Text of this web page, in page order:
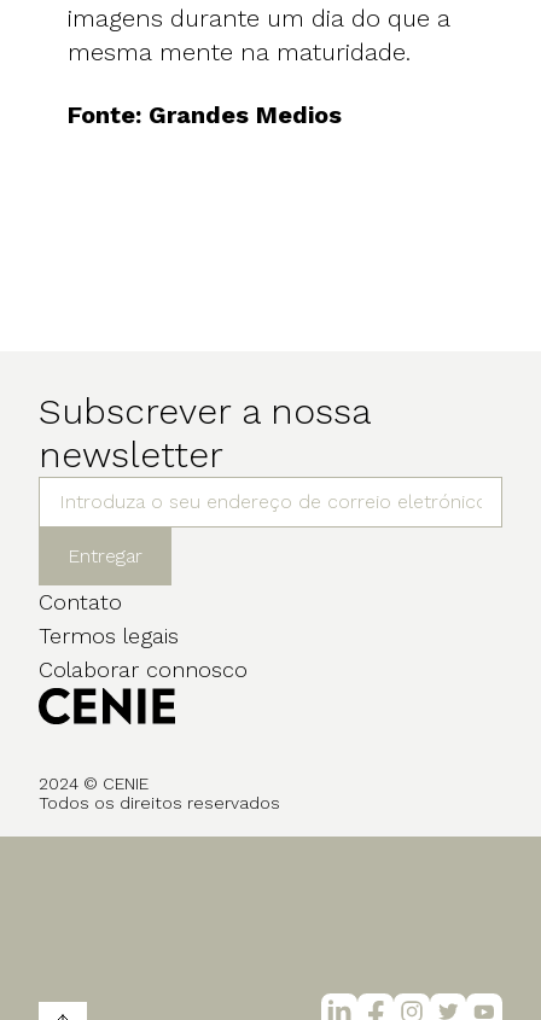
imagens durante um dia do que a
mesma mente na maturidade.
Fonte: Grandes Medios
Subscrever a nossa
newsletter
Entregar
Contato
Termos legais
Colaborar connosco
2024 © CENIE
Todos os direitos reservados